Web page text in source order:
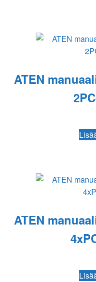
ATEN
ATEN